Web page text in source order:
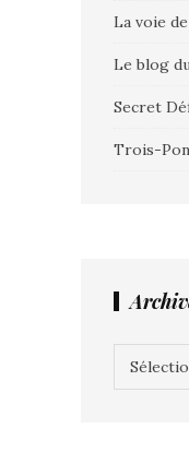
La voie
Le blog
Secret
Trois-